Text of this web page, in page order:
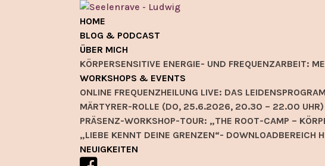
HOME
BLOG & PODCAST
ÜBER MICH
KÖRPERSENSITIVE ENERGIE- UND FREQUENZARBEIT:
WORKSHOPS & EVENTS
ONLINE FREQUENZHEILUNG LIVE: DAS
MÄRTYRER-ROLLE (DO, 25.6.2026, 20.30 – 22.00 UHR)
PRÄSENZ-WORKSHOP-TOUR: „THE ROOT-CAMP –
„LIEBE KENNT DEINE GRENZEN“- DOWNLOADBEREICH
NEUIGKEITEN